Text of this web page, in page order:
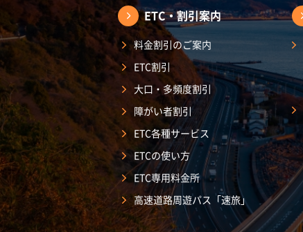
ETC・割引案内
料金割引のご案内
ETC割引
大口・多頻度割引
障がい者割引
ETC各種サービス
ETCの使い方
ETC専用料金所
高速道路周遊パス「速旅」